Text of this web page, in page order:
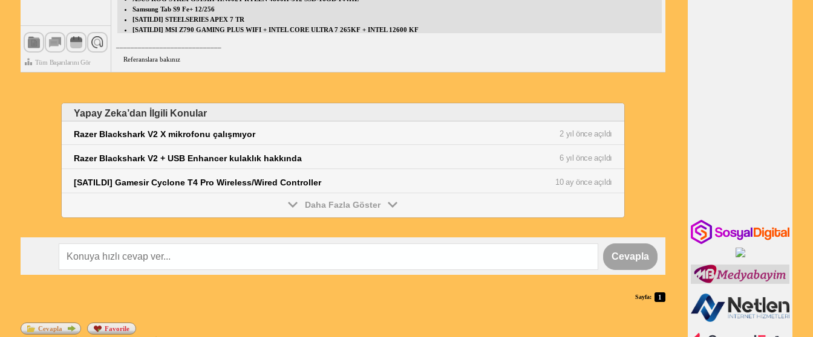
Tüm Başarılarını Gör
Samsung Tab S9 Fe+ 12/256
[SATILDI] STEELSERIES APEX 7 TR
[SATILDI] MSI Z790 GAMING PLUS WIFI + INTEL CORE ULTRA 7 265KF + INTEL 12600 KF
Referanslara bakınız
Yapay Zeka’dan İlgili Konular
Razer Blackshark V2 X mikrofonu çalışmıyor 2 yıl önce açıldı
Razer Blackshark V2 + USB Enhancer kulaklık hakkında 6 yıl önce açıldı
[SATILDI] Gamesir Cyclone T4 Pro Wireless/Wired Controller 10 ay önce açıldı
Daha Fazla Göster
Cevapla
Sayfa: 1
Cevapla
Favorile